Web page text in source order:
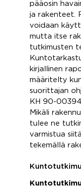
pääosin
ja rakenteet.
voidaan
mutta itse
tutkimusten
kirjallinen
määritelty
suorittajan
KH 90-
Mikäli
tulee ne
varmistua
tekemällä